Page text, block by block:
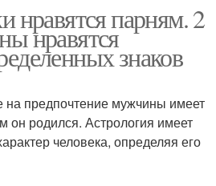
нравятся парням. 2
нравятся
знаков
предпочтение мужчины имеет
он родился. Астрология имеет
человека, определяя его